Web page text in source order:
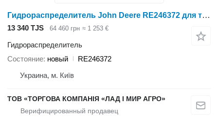
Гидрораспределитель John Deere RE246372 для трактора колесного John Deere
13 340 TJS 64 460 грн ≈ 1 253 €
Гидрораспределитель
Состояние новый
RE246372
Украина, м. Київ
ТОВ «ТОРГОВА КОМПАНІЯ «ЛАД І МИР АГРО»